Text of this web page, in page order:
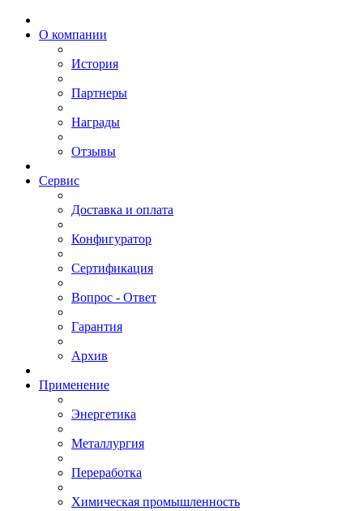
О компании
История
Партнеры
Награды
Отзывы
Сервис
Доставка и оплата
Конфигуратор
Сертификация
Вопрос - Ответ
Гарантия
Архив
Применение
Энергетика
Металлургия
Переработка
Химическая промышленность